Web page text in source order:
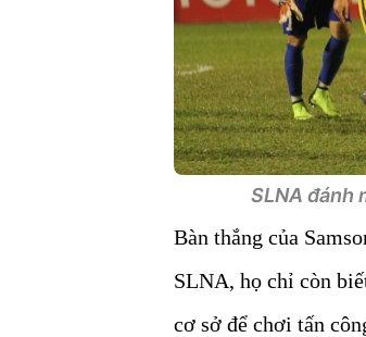
SLNA đánh
Bàn thắng của
SLNA, họ chỉ còn
cơ sở để chơi tấn